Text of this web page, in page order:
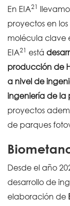
En EIA21
proyectos en
molécula clave
EIA21 está
producción de
a nivel de
ingeniería de la
proyectos
de parques
Desde el año
desarrollo de
elaboración de